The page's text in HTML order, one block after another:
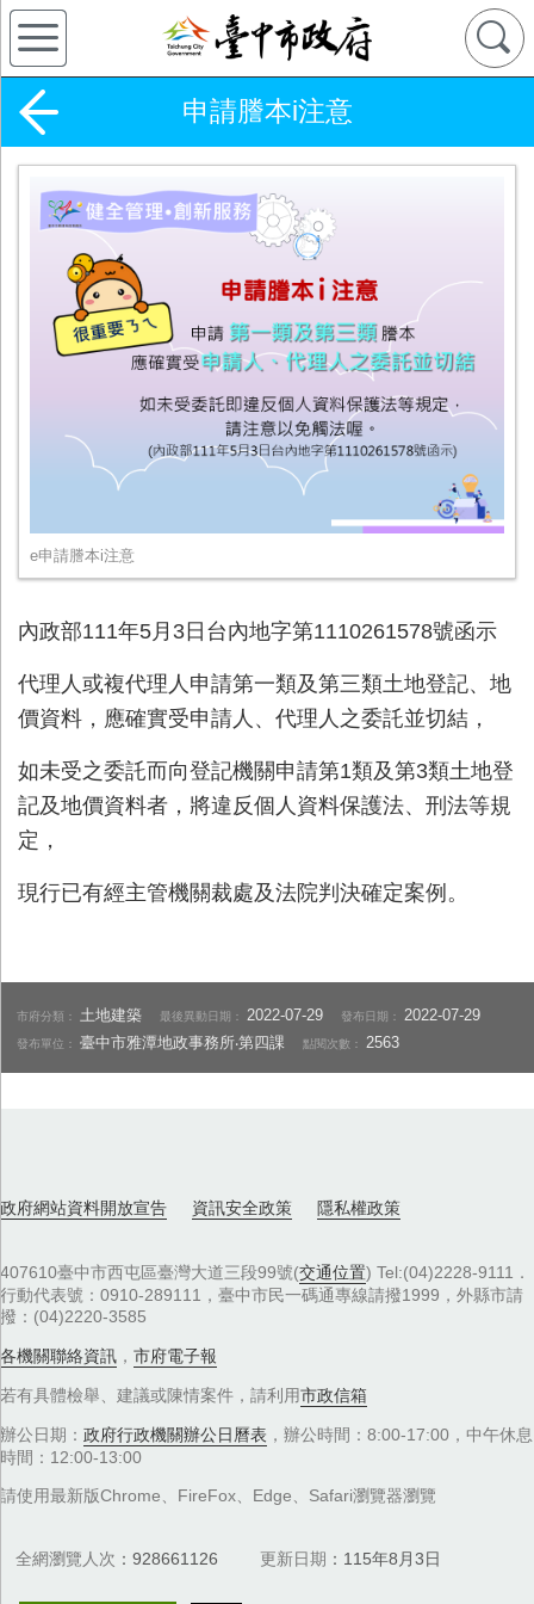
申請謄本i注意
e申請謄本i注意
內政部111年5月3日台內地字第1110261578號函示
代理人或複代理人申請第一類及第三類土地登記、地
價資料，應確實受申請人、代理人之委託並切結，
如未受之委託而向登記機關申請第1類及第3類土地登
記及地價資料者，將違反個人資料保護法、刑法等規
定，
現行已有經主管機關裁處及法院判決確定案例。
市府分類： 土地建築 最後異動日期： 2022-07-29 發布日期： 2022-07-29
發布單位：臺中市雅潭地政事務所‧第四課 點閱次數： 2563
政府網站資料開放宣告 資訊安全政策 隱私權政策
407610臺中市西屯區臺灣大道三段99號(交通位置) Tel:(04)2228-9111．
行動代表號：0910-289111，臺中市民一碼通專線請撥1999，外縣市請
撥：(04)2220-3585
各機關聯絡資訊 ， 市府電子報
若有具體檢舉、建議或陳情案件，請利用市政信箱
辦公日期： 政府行政機關辦公日曆表 ，辦公時間：8:00-17:00，中午休息
時間：12:00-13:00
請使用最新版Chrome、FireFox、Edge、Safari瀏覽器瀏覽
全網瀏覽人次 928661126 更新日期 115年8月3日